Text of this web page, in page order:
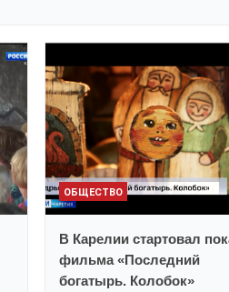
ОБЩЕСТВО
В Карелии стартовал
фильма «Последний
богатырь. Колобок»